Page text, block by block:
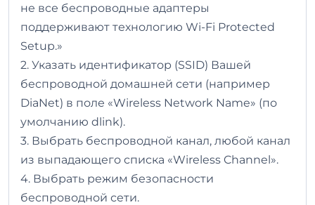
не все беспроводные адаптеры
поддерживают технологию Wi-Fi Protected
Setup.»
2. Указать идентификатор (SSID) Вашей
беспроводной домашней сети (например
DiaNet) в поле «Wireless Network Name» (по
умолчанию dlink).
3. Выбрать беспроводной канал, любой канал
из выпадающего списка «Wireless Channel».
4. Выбрать режим безопасности
беспроводной сети.